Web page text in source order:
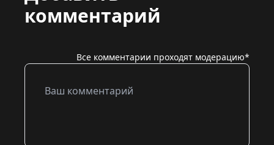
комментарий
Все комментарии проходят модерацию*